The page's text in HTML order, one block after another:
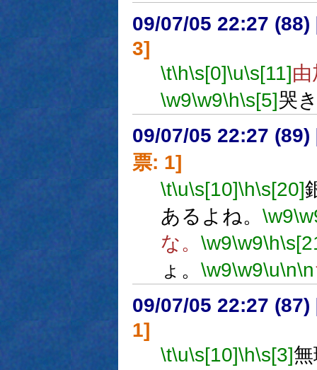
09/07/05 22:27 (88)
3]
\t\h\s[0]\u\s[11]
\w9\w9\h\s[5]哭
09/07/05 22:27 (89)
票: 1]
\t\u\s[10]\h\s[20]
あるよね。 \w9
な。 \w9\w9\h
ょ。 \w9\w9\u\n\n
09/07/05 22:27 (87)
1]
\t\u\s[10]\h\s[3]